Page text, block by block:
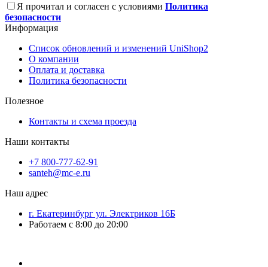
Я прочитал и согласен с условиями Политика
безопасности
Информация
Список обновлений и изменений UniShop2
О компании
Оплата и доставка
Политика безопасности
Полезное
Контакты и схема проезда
Наши контакты
+7 800-777-62-91
santeh@mc-e.ru
Наш адрес
г. Екатеринбург ул. Электриков 16Б
Работаем с 8:00 до 20:00